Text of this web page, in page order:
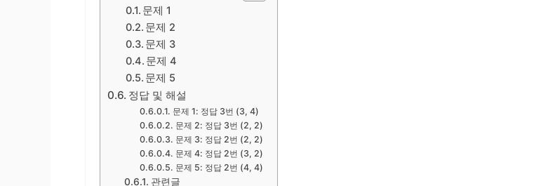
문제 1
문제 2
문제 3
문제 4
문제 5
정답 및 해설
문제 1: 정답 3번 (3, 4)
문제 2: 정답 3번 (2, 2)
문제 3: 정답 2번 (2, 2)
문제 4: 정답 2번 (3, 2)
문제 5: 정답 2번 (4, 4)
관련글